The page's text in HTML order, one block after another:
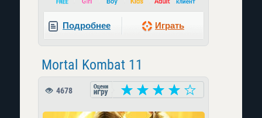
Подробнее Играть
Mortal Kombat 11
4678